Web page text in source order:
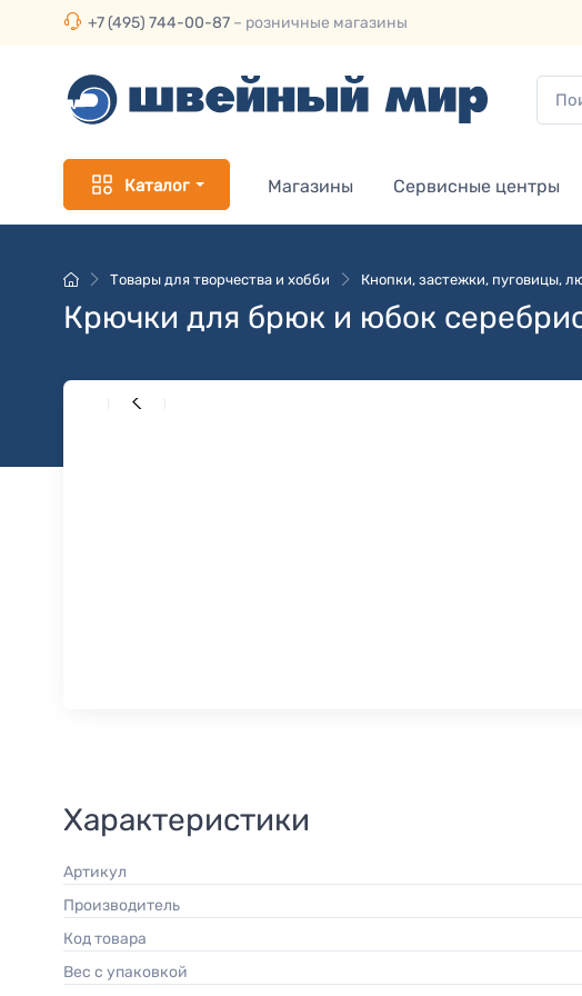
+7 (495) 744-00-87 – розничные магазины
Каталог Магазины Сервисные центры
Товары для творчества и хобби Кнопки, застежки, пуговицы,
Крючки для брюк и юбок
Характеристики
Артикул
Производитель
Код товара
Вес с упаковкой